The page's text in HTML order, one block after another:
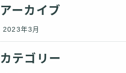
アーカイブ
2023年3月
カテゴリー